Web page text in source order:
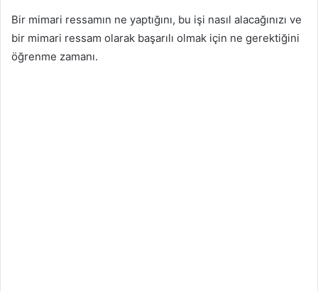
Bir mimari ressamın ne yaptığını, bu işi nasıl alacağınızı ve
bir mimari ressam olarak başarılı olmak için ne gerektiğini
öğrenme zamanı.